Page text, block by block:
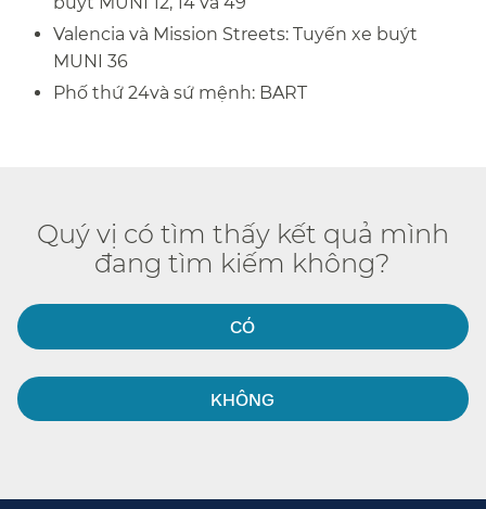
Valencia và Mission Streets: Tuyến xe buýt
MUNI 36​​
Phố thứ 24và sứ mệnh: BART​​
Quý vị có tìm thấy kết quả mình
đang tìm kiếm không?​​
CÓ​​
KHÔNG​​